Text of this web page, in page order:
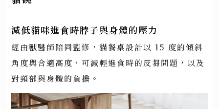
減低貓咪進食時脖子與身體的壓力
經由獸醫師陪同監修，貓餐桌設計以 15 度的傾斜
角度與合適高度，可減輕進食時的反芻問題，以及
對頸部與身體的負擔。